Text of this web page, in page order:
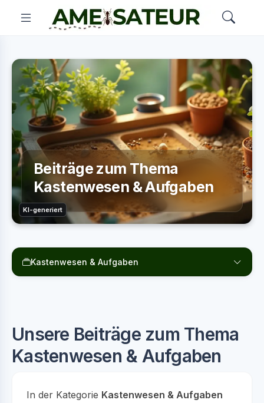
KI-generiert
Beiträge zum Thema
Kastenwesen & Aufgaben
Kastenwesen & Aufgaben
Unsere Beiträge zum Thema
Kastenwesen & Aufgaben
In der Kategorie Kastenwesen & Aufgaben